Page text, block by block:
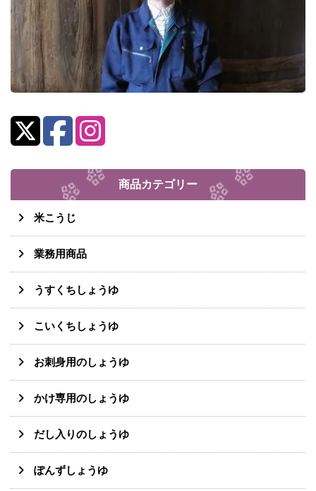
商品カテゴリー
米こうじ
業務用商品
うすくちしょうゆ
こいくちしょうゆ
お刺身用のしょうゆ
かけ専用のしょうゆ
だし入りのしょうゆ
ぽんずしょうゆ